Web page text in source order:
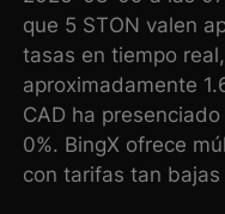
que 5 STON valen
tasas en tiempo
aproximadamente
CAD ha
0%. BingX ofrece
con tarifas tan bajas